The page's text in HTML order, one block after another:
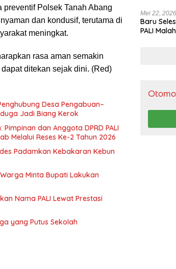
Polsek Tanah Abang
dan kondusif, terutama di
meningkat.
rasa aman semakin
ditekan sejak dini. (Red)
Desa Pengabuan–
Jadi Biang Kerok
dan Anggota DPRD PALI
Melalui Reses Ke-2 Tahun 2026
Padamkan Kebakaran Kebun
Minta Bupati Lakukan
Nama PALI Lewat Prestasi
yang Putus Sekolah
Mei 22, 2026
Baru
PALI